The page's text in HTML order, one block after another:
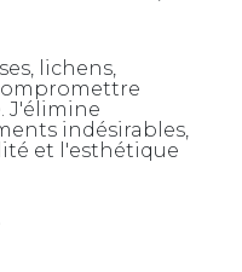
lichens,
J'élimine
indésirables,
et l'esthétique